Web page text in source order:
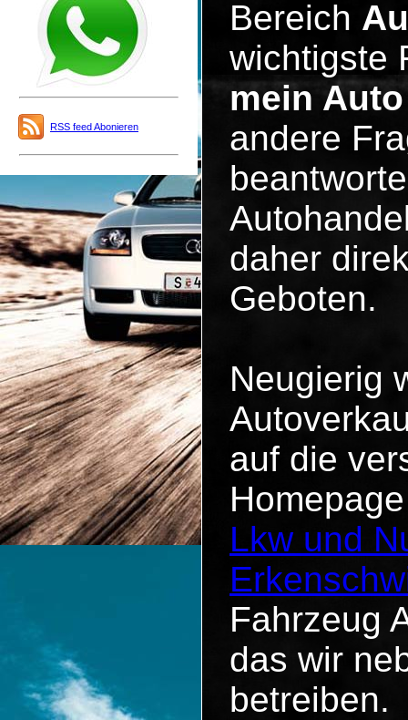
RSS feed Abonieren
Bereich
wichtigste
mein
andere
daher
Geboten.
Neugierig
auf die
Lkw und
Fahrzeug
das wir
betreiben.